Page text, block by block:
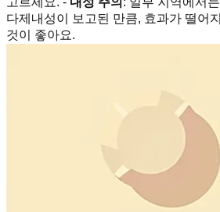
다제내성이 보고된 만큼, 효과가 떨어
것이 좋아요.